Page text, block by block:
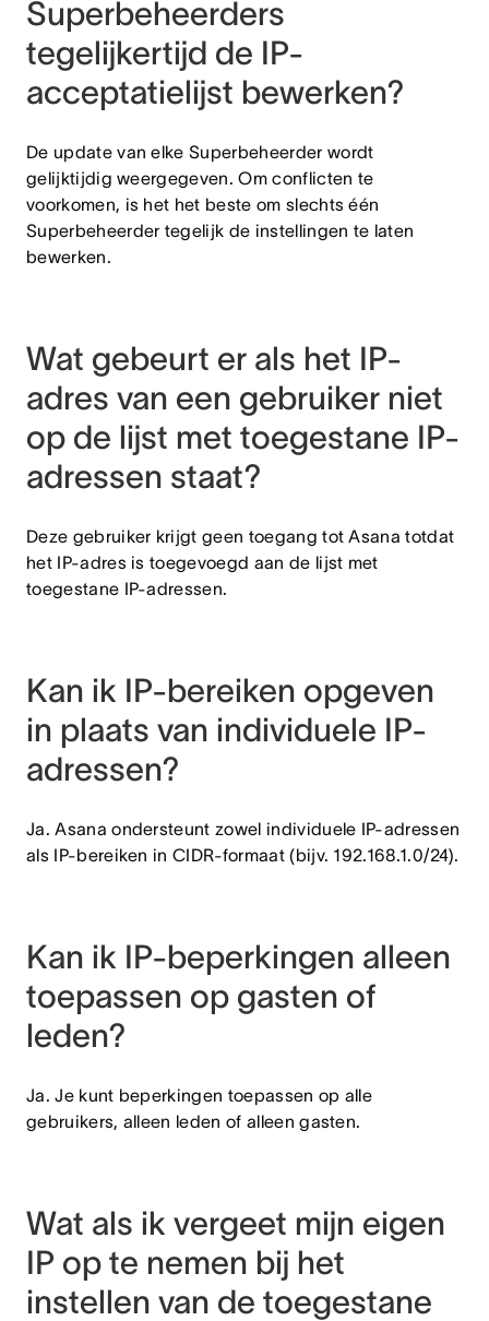
Superbeheerders
tegelijkertijd de IP-
acceptatielijst bewerken?
De update van elke Superbeheerder wordt
gelijktijdig weergegeven. Om conflicten te
voorkomen, is het het beste om slechts één
Superbeheerder tegelijk de instellingen te laten
bewerken.
Wat gebeurt er als het IP-
adres van een gebruiker niet
op de lijst met toegestane IP-
adressen staat?
Deze gebruiker krijgt geen toegang tot Asana totdat
het IP-adres is toegevoegd aan de lijst met
toegestane IP-adressen.
Kan ik IP-bereiken opgeven
in plaats van individuele IP-
adressen?
Ja. Asana ondersteunt zowel individuele IP-adressen
als IP-bereiken in CIDR-formaat (bijv. 192.168.1.0/24).
Kan ik IP-beperkingen alleen
toepassen op gasten of
leden?
Ja. Je kunt beperkingen toepassen op alle
gebruikers, alleen leden of alleen gasten.
Wat als ik vergeet mijn eigen
IP op te nemen bij het
instellen van de toegestane